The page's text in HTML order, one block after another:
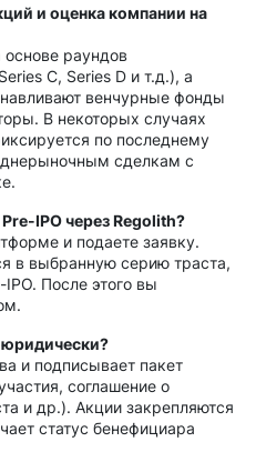
и оценка компании на
раундов
C, Series D и т.д.), а
венчурные фонды
В некоторых случаях
по последнему
сделкам с
IPO через Regolith?
и подаете заявку.
в выбранную серию траста,
После этого вы
и подписывает пакет
соглашение о
и др.). Акции закрепляются
статус бенефициара